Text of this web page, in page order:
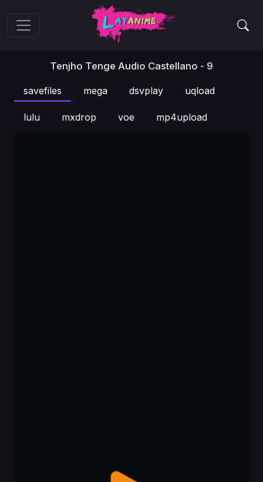
Tenjho Tenge Audio Castellano - 9
savefiles mega dsvplay uqload
lulu mxdrop voe mp4upload